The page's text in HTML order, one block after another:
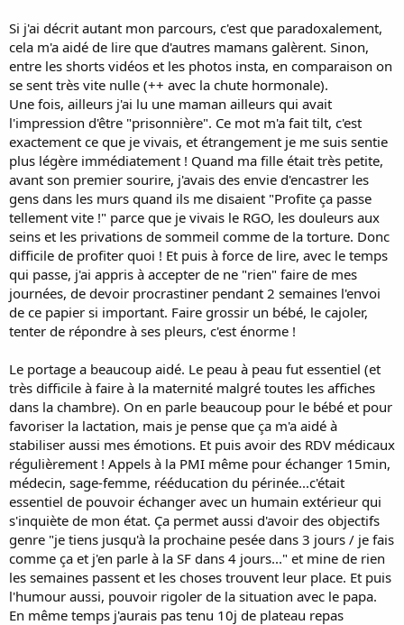
Si j'ai décrit autant mon parcours, c'est que paradoxalement,
cela m'a aidé de lire que d'autres mamans galèrent. Sinon,
entre les shorts vidéos et les photos insta, en comparaison on
se sent très vite nulle (++ avec la chute hormonale).
Une fois, ailleurs j'ai lu une maman ailleurs qui avait
l'impression d'être "prisonnière". Ce mot m'a fait tilt, c'est
exactement ce que je vivais, et étrangement je me suis sentie
plus légère immédiatement ! Quand ma fille était très petite,
avant son premier sourire, j'avais des envie d'encastrer les
gens dans les murs quand ils me disaient "Profite ça passe
tellement vite !" parce que je vivais le RGO, les douleurs aux
seins et les privations de sommeil comme de la torture. Donc
difficile de profiter quoi ! Et puis à force de lire, avec le temps
qui passe, j'ai appris à accepter de ne "rien" faire de mes
journées, de devoir procrastiner pendant 2 semaines l'envoi
de ce papier si important. Faire grossir un bébé, le cajoler,
tenter de répondre à ses pleurs, c'est énorme !
Le portage a beaucoup aidé. Le peau à peau fut essentiel (et
très difficile à faire à la maternité malgré toutes les affiches
dans la chambre). On en parle beaucoup pour le bébé et pour
favoriser la lactation, mais je pense que ça m'a aidé à
stabiliser aussi mes émotions. Et puis avoir des RDV médicaux
régulièrement ! Appels à la PMI même pour échanger 15min,
médecin, sage-femme, rééducation du périnée...c'était
essentiel de pouvoir échanger avec un humain extérieur qui
s'inquiète de mon état. Ça permet aussi d'avoir des objectifs
genre "je tiens jusqu'à la prochaine pesée dans 3 jours / je fais
comme ça et j'en parle à la SF dans 4 jours..." et mine de rien
les semaines passent et les choses trouvent leur place. Et puis
l'humour aussi, pouvoir rigoler de la situation avec le papa.
En même temps j'aurais pas tenu 10j de plateau repas